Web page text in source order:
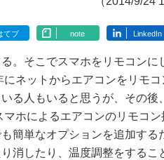
てブ note LinkedIn
。そこでスマホをリモコンに
ネットからエアコンをリモコ
る人もいると思うが、その後
ホによるエアコンのリモコン
簡単なオプションを追加する
消したり、温度調整をするこ